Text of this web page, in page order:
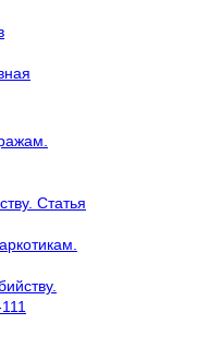
Статья